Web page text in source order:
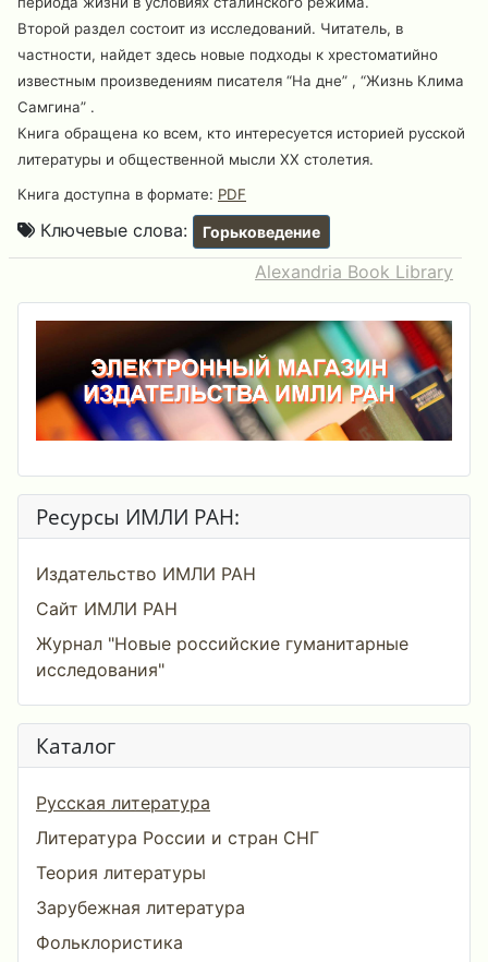
Второй раздел состоит из исследований. Читатель, в
частности, найдет здесь новые подходы к хрестоматийно
известным произведениям писателя “На дне” , “Жизнь Клима
Самгина” .
Книга обращена ко всем, кто интересуется историей русской
литературы и общественной мысли XX столетия.
Книга доступна в формате: PDF
Ключевые слова: Горьковедение
Alexandria Book Library
Ресурсы ИМЛИ РАН:
Издательство ИМЛИ РАН
Сайт ИМЛИ РАН
Журнал "Новые российские гуманитарные
исследования"
Каталог
Русская литература
Литература России и стран СНГ
Теория литературы
Зарубежная литература
Фольклористика